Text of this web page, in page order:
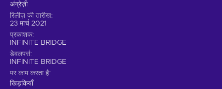
अंग्रेज़ी
रिलीज़ की तारीख
23 मार्च 2021
प्रकाशक
INFINITE BRIDGE
डेवलपर्स
INFINITE BRIDGE
पर काम करता है
खिड़कियाँ